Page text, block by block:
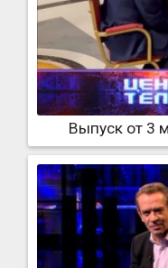
Выпуск от 3